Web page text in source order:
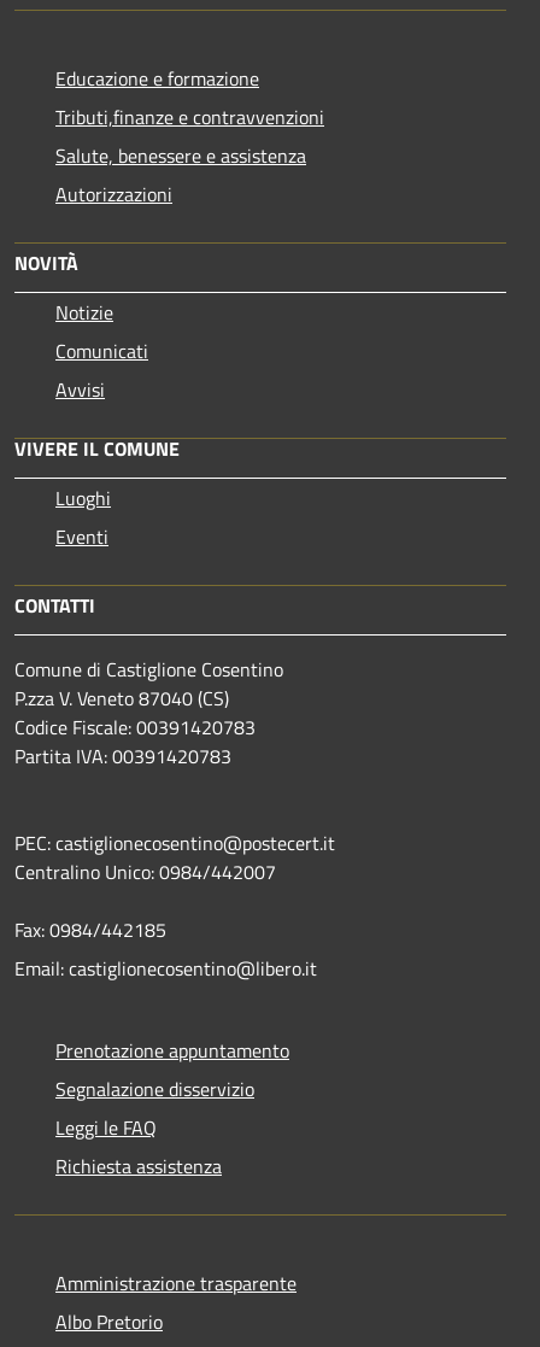
Educazione e formazione
Tributi,finanze e contravvenzioni
Salute, benessere e assistenza
Autorizzazioni
NOVITÀ
Notizie
Comunicati
Avvisi
VIVERE IL COMUNE
Luoghi
Eventi
CONTATTI
Comune di Castiglione Cosentino
P.zza V. Veneto 87040 (CS)
Codice Fiscale: 00391420783
Partita IVA: 00391420783
PEC: castiglionecosentino@postecert.it
Centralino Unico: 0984/442007
Fax: 0984/442185
Email: castiglionecosentino@libero.it
Prenotazione appuntamento
Segnalazione disservizio
Leggi le FAQ
Richiesta assistenza
Amministrazione trasparente
Albo Pretorio